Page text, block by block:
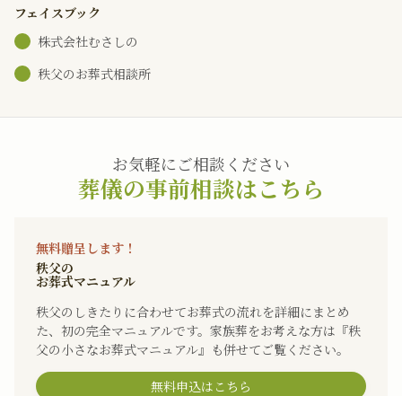
フェイスブック
株式会社むさしの
秩父のお葬式相談所
お気軽にご相談ください
葬儀の事前相談はこちら
無料贈呈します！
秩父の
お葬式マニュアル
秩父のしきたりに合わせてお葬式の流れを詳細にまとめ
た、初の完全マニュアルです。家族葬をお考えな方は『秩
父の小さなお葬式マニュアル』も併せてご覧ください。
無料申込はこちら